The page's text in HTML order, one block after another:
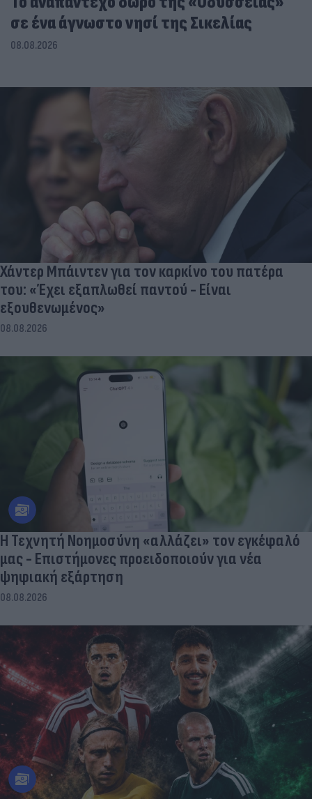
σε ένα άγνωστο νησί της Σικελίας
08.08.2026
Χάντερ Μπάιντεν για τον καρκίνο του πατέρα
του: «Έχει εξαπλωθεί παντού - Είναι
εξουθενωμένος»
08.08.2026
Η Τεχνητή Νοημοσύνη «αλλάζει» τον εγκέφαλό
μας - Eπιστήμονες προειδοποιούν για νέα
ψηφιακή εξάρτηση
08.08.2026